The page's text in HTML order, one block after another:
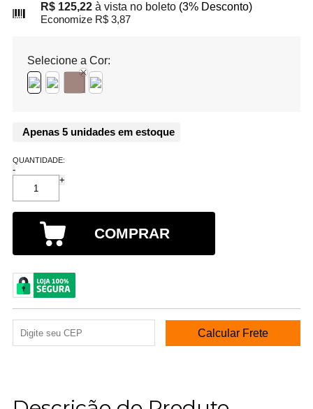
R$ 125,22 à vista no boleto (3% Desconto)
Economize R$ 3,87
Selecione a Cor:
Apenas 5 unidades em estoque
QUANTIDADE:
-
+
COMPRAR